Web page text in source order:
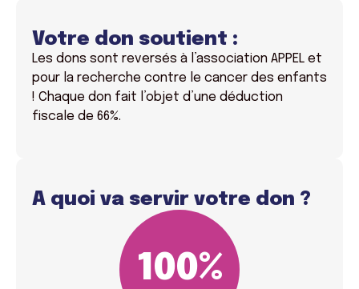
Votre don soutient :
Les dons sont reversés à l’association APPEL et
pour la recherche contre le cancer des enfants
! Chaque don fait l’objet d’une déduction
fiscale de 66%.
A quoi va servir votre don ?
100%